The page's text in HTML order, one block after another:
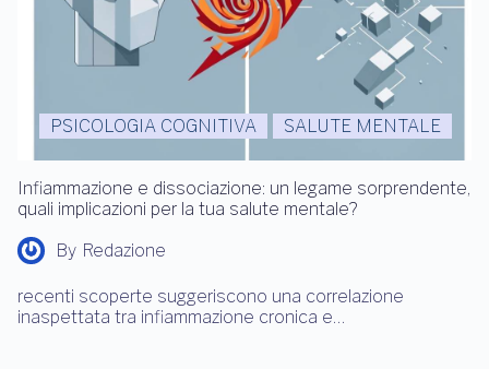
PSICOLOGIA COGNITIVA SALUTE MENTALE
Infiammazione e dissociazione: un legame sorprendente,
quali implicazioni per la tua salute mentale?
By Redazione
recenti scoperte suggeriscono una correlazione
inaspettata tra infiammazione cronica e…